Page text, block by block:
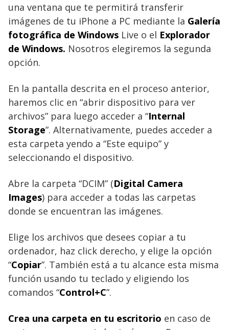
una ventana que te permitirá transferir
imágenes de tu iPhone a PC mediante la Galería
fotográfica de Windows Live o el Explorador
de Windows. Nosotros elegiremos la segunda
opción.
En la pantalla descrita en el proceso anterior,
haremos clic en “abrir dispositivo para ver
archivos” para luego acceder a “Internal
Storage”. Alternativamente, puedes acceder a
esta carpeta yendo a “Este equipo” y
seleccionando el dispositivo.
Abre la carpeta “DCIM” (Digital Camera
Images) para acceder a todas las carpetas
donde se encuentran las imágenes.
Elige los archivos que desees copiar a tu
ordenador, haz click derecho, y elige la opción
“Copiar”. También está a tu alcance esta misma
función usando tu teclado y eligiendo los
comandos “Control+C”.
Crea una carpeta en tu escritorio en caso de